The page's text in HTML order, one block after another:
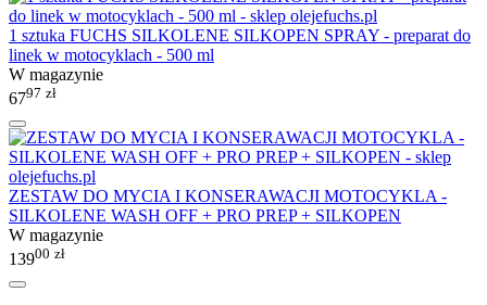
1 sztuka FUCHS SILKOLENE SILKOPEN SPRAY - preparat do
linek w motocyklach - 500 ml
W magazynie
6797 zł
ZESTAW DO MYCIA I KONSERAWACJI MOTOCYKLA -
SILKOLENE WASH OFF + PRO PREP + SILKOPEN
W magazynie
13900 zł